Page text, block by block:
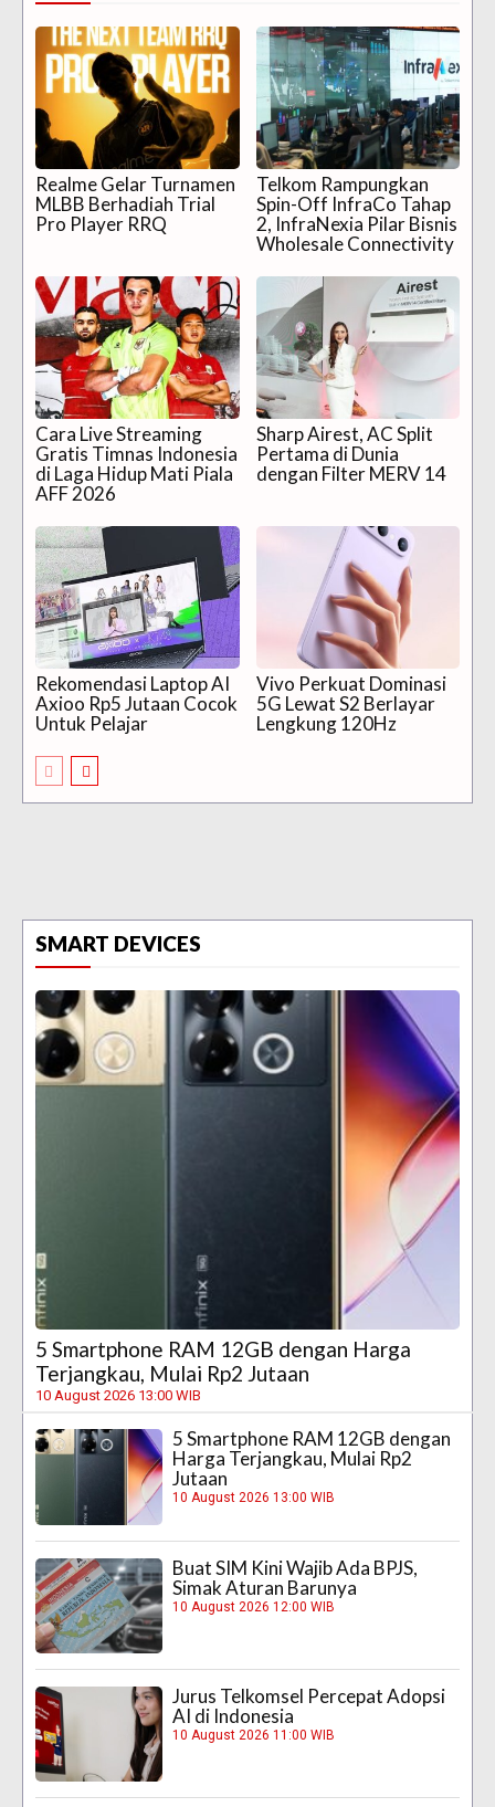
Realme Gelar Turnamen
MLBB Berhadiah Trial
Pro Player RRQ
Telkom Rampungkan
Spin-Off InfraCo Tahap
2, InfraNexia Pilar Bisnis
Wholesale Connectivity
Cara Live Streaming
Gratis Timnas Indonesia
di Laga Hidup Mati Piala
AFF 2026
Sharp Airest, AC Split
Pertama di Dunia
dengan Filter MERV 14
Rekomendasi Laptop AI
Axioo Rp5 Jutaan Cocok
Untuk Pelajar
Vivo Perkuat Dominasi
5G Lewat S2 Berlayar
Lengkung 120Hz
SMART DEVICES
5 Smartphone RAM 12GB dengan Harga
Terjangkau, Mulai Rp2 Jutaan
10 August 2026 13:00 WIB
5 Smartphone RAM 12GB dengan
Harga Terjangkau, Mulai Rp2
Jutaan
10 August 2026 13:00 WIB
Buat SIM Kini Wajib Ada BPJS,
Simak Aturan Barunya
10 August 2026 12:00 WIB
Jurus Telkomsel Percepat Adopsi
AI di Indonesia
10 August 2026 11:00 WIB